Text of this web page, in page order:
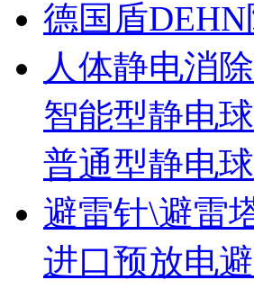
德国盾
人体静电消
智能型静电球
普通型静电球
避雷针\避雷
进口预放电